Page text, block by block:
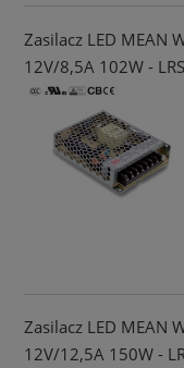
Zasilacz LED MEAN
12V/8,5A 102W -
Zasilacz LED MEAN
12V/12,5A 150W -